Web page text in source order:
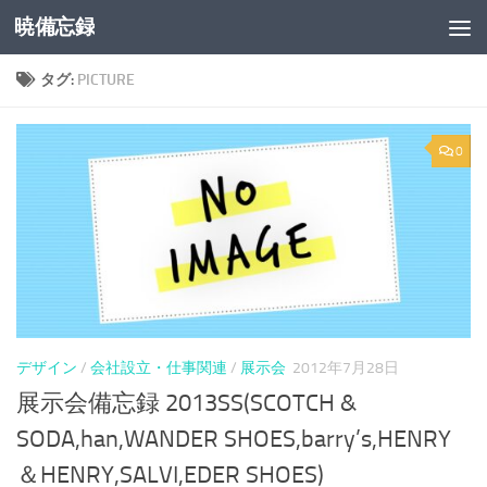
コンテンツへスキップ
暁備忘録
タグ: PICTURE
0
デザイン / 会社設立・仕事関連 / 展示会 2012年7月28日
展示会備忘録 2013SS(SCOTCH &
SODA,han,WANDER SHOES,barry’s,HENRY
＆HENRY,SALVI,EDER SHOES)